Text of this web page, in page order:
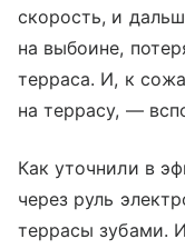
скорость, и
на выбоине,
терраса. И, к
на террасу, —
Как уточнили в
через руль
террасы зубами.